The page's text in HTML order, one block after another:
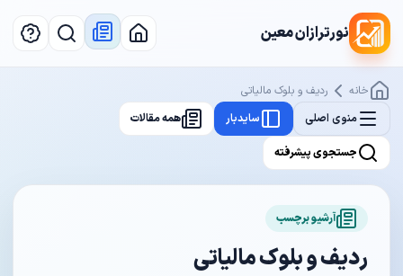
نورترازان معین
خانه
ردیف و بلوک مالیاتی
منوی اصلی
سایدبار همه مقالات
جستجوی پیشرفته
آرشیو برچسب
ردیف و بلوک مالیاتی